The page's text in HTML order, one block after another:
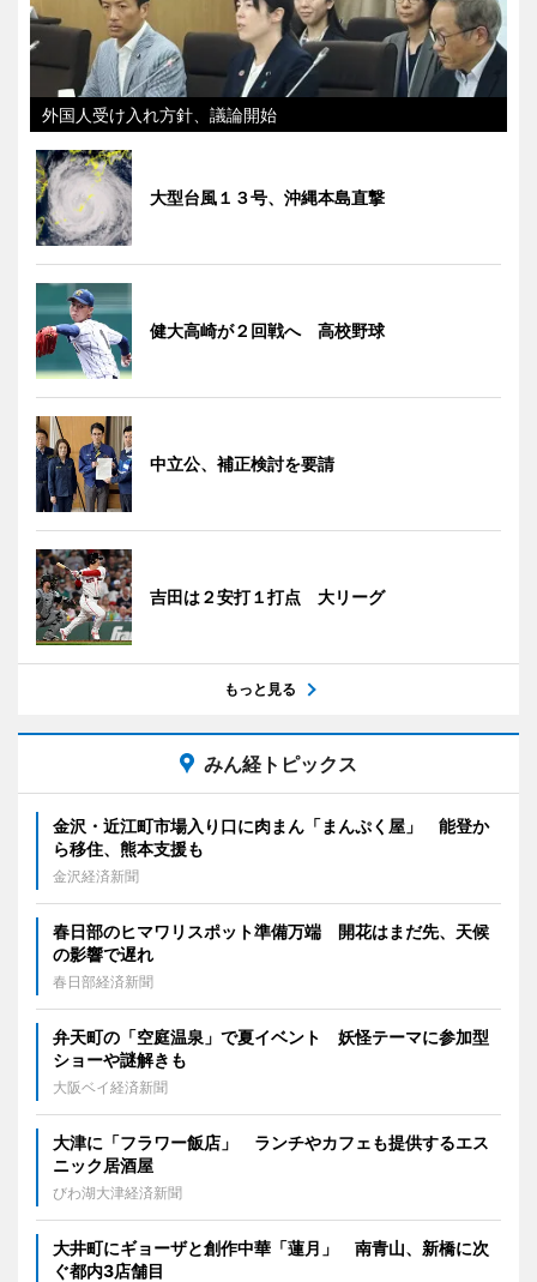
外国人受け入れ方針、議論開始
大型台風１３号、沖縄本島直撃
健大高崎が２回戦へ 高校野球
中立公、補正検討を要請
吉田は２安打１打点 大リーグ
もっと見る
みん経トピックス
金沢・近江町市場入り口に肉まん「まんぷく屋」 能登か
ら移住、熊本支援も
金沢経済新聞
春日部のヒマワリスポット準備万端 開花はまだ先、天候
の影響で遅れ
春日部経済新聞
弁天町の「空庭温泉」で夏イベント 妖怪テーマに参加型
ショーや謎解きも
大阪ベイ経済新聞
大津に「フラワー飯店」 ランチやカフェも提供するエス
ニック居酒屋
びわ湖大津経済新聞
大井町にギョーザと創作中華「蓮月」 南青山、新橋に次
ぐ都内3店舗目